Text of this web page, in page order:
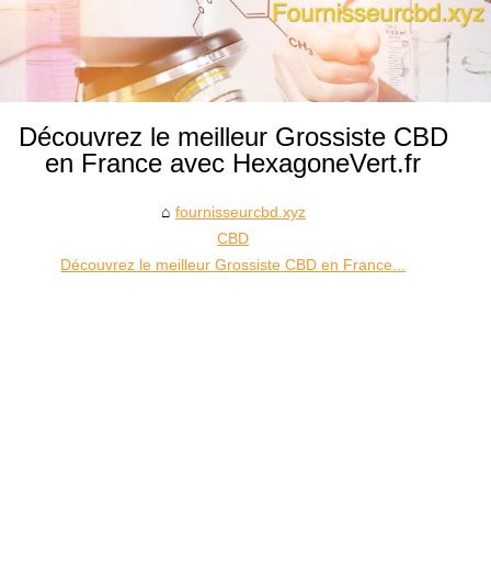
Découvrez le meilleur Grossiste CBD
en France avec HexagoneVert.fr
fournisseurcbd.xyz
CBD
Découvrez le meilleur Grossiste CBD en France...